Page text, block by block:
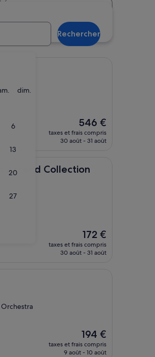
samedi
dim.
6
13
20
27
Rechercher
d’hôtels à
Le
nouveau
prix
546 €
546 €
taxes et frais compris
30 août - 31 août
Ascend Collection
Hotel
Le
nouveau
prix
172 €
taxes et frais compris
30 août - 31 août
Le
nouveau
prix
194 €
taxes et frais compris
9 août - 10 août